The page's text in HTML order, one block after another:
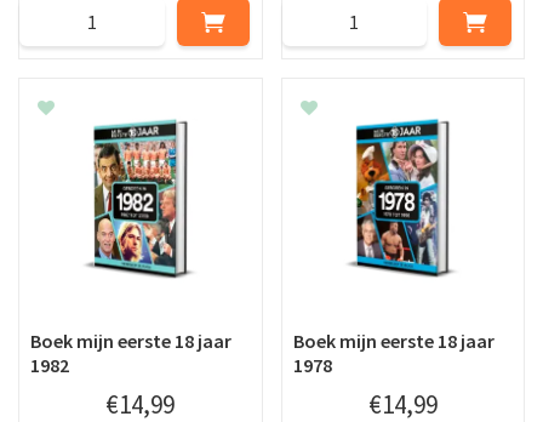
Boek mijn eerste 18 jaar
1982
€14,99
Boek mijn eerste 18 jaar
1978
€14,99